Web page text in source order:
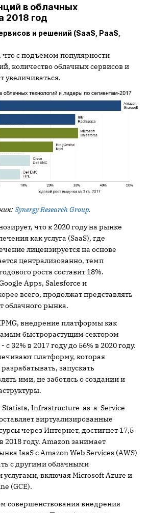
в облачных
2018 год
и решений (SaaS, PaaS,
что с подъемом популярности
количество облачных сервисов и
увеличиваться.
Synergy Research Group.
что к 2020 году на рынке
как услуга (SaaS), где
лицензируется на основе
централизованно, темп
роста составит 18%.
Apps, Salesforce и
всего, продолжат представлять
облачного рынка.
внедрение платформы как
быстрорастущим сектором
32% в 2017 году до 56% в 2020 году.
платформу, которая
запускать
ими, не заботясь о создании и
Statista, Infrastructure-as-a-Service
виртуализированные
через Интернет, достигнет 17,5
году. Amazon занимает
IaaS с Amazon Web Services (AWS)
с другими облачными
включая Microsoft Azure и
(GCE).
совершенствования внедрения